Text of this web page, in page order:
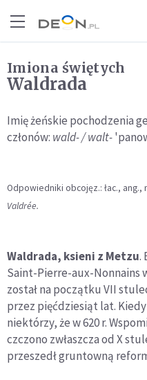
Imiona świętych
Waldrada
Imię żeńskie pochodzenia
członów: wald- / walt-
Odpowiedniki obcojęz.: łac., ang.,
Valdrée.
Waldrada, ksieni z Metzu.
Saint-Pierre-aux-Nonnains
został na początku VII
przez pięćdziesiąt lat.
niektórzy, że w 620 r.
czczono zwłaszcza od X
przeszedł gruntowną